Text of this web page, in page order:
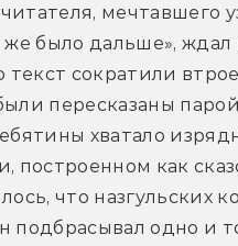
мечтавшего
же было дальше», ждал
текст сократили
пересказаны
хватало
построенном как
что назгульских
подбрасывал одно и